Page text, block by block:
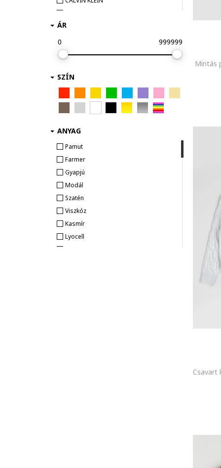
Mintás
Mellény
Colmar
DESIGUAL
DKNY
G-STAR
GAP
GUESS KIDS
HUGO
ÁR
0
999999
SZÍN
ANYAG
Pamut
Farmer
Gyapjú
Modál
Szatén
Viszkóz
Kasmír
Lyocell